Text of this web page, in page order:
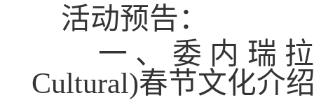
活动预告：
一、委内瑞拉
Cultural)春节文化介